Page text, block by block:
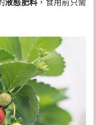
液態肥料 ，食用前只需